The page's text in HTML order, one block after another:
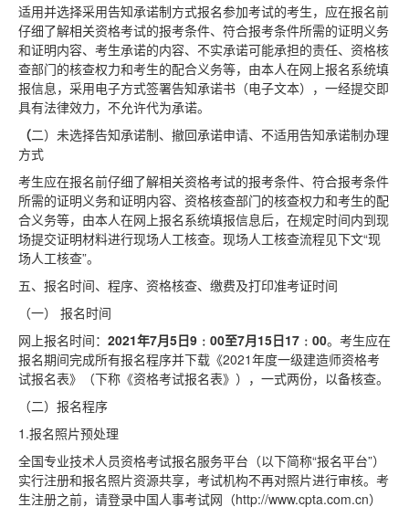
适用并选择采用告知承诺制方式报名参加考试的考生，应在报名前
仔细了解相关资格考试的报考条件、符合报考条件所需的证明义务
和证明内容、考生承诺的内容、不实承诺可能承担的责任、资格核
查部门的核查权力和考生的配合义务等，由本人在网上报名系统填
报信息，采用电子方式签署告知承诺书（电子文本），一经提交即
具有法律效力，不允许代为承诺。
（二）未选择告知承诺制、撤回承诺申请、不适用告知承诺制办理
方式
考生应在报名前仔细了解相关资格考试的报考条件、符合报考条件
所需的证明义务和证明内容、资格核查部门的核查权力和考生的配
合义务等，由本人在网上报名系统填报信息后，在规定时间内到现
场提交证明材料进行现场人工核查。现场人工核查流程见下文“现
场人工核查”。
五、报名时间、程序、资格核查、缴费及打印准考证时间
（一） 报名时间
网上报名时间： 2021年7月5日9﹕00至7月15日17﹕00。考生应在
报名期间完成所有报名程序并下载《2021年度一级建造师资格考
试报名表》（下称《资格考试报名表》），一式两份，以备核查。
（二）报名程序
1.报名照片预处理
全国专业技术人员资格考试报名服务平台（以下简称“报名平台”）
实行注册和报名照片资源共享，考试机构不再对照片进行审核。考
生注册之前，请登录中国人事考试网（http://www.cpta.com.cn）